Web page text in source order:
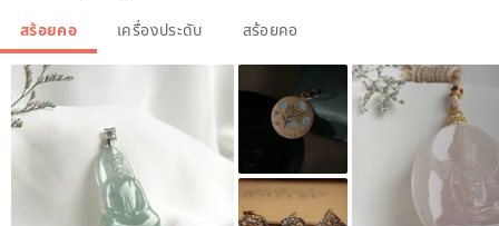
สร้อยคอ เครื่องประดับ สร้อยคอ